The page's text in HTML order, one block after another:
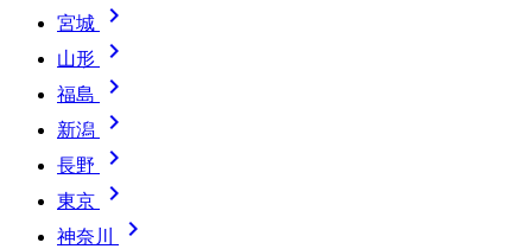
宮城 
山形 
福島 
新潟 
長野 
東京 
神奈川 